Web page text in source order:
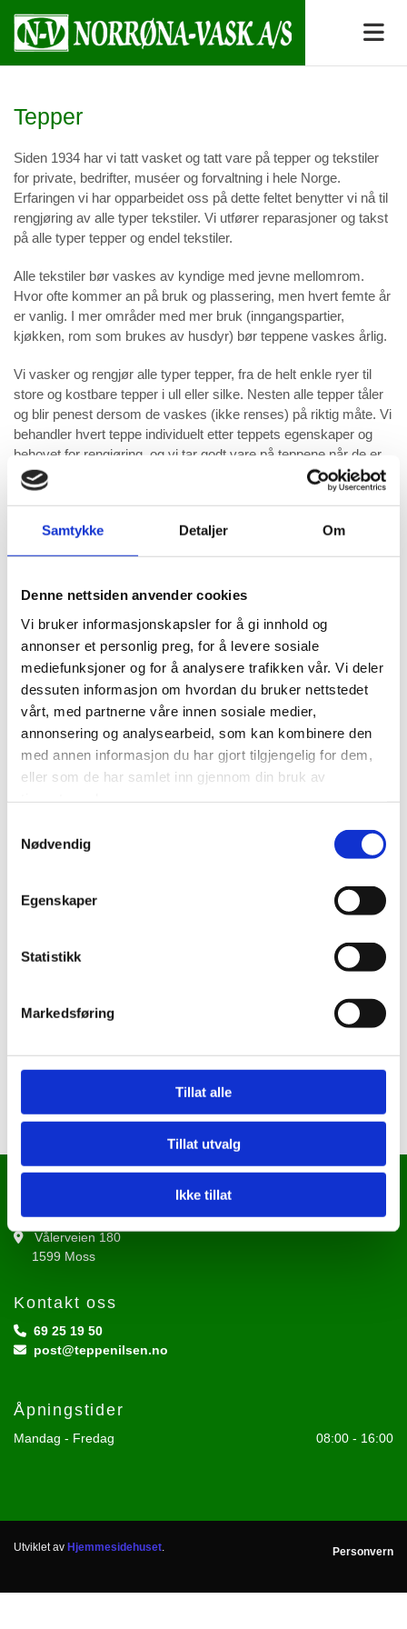
Samtykke Detaljer Om
Denne nettsiden anvender cookies
Vi bruker informasjonskapsler for å gi innhold og
annonser et personlig preg, for å levere sosiale
mediefunksjoner og for å analysere trafikken vår. Vi deler
dessuten informasjon om hvordan du bruker nettstedet
vårt, med partnerne våre innen sosiale medier,
annonsering og analysearbeid, som kan kombinere den
med annen informasjon du har gjort tilgjengelig for dem,
eller som de har samlet inn gjennom din bruk av
Nødvendig
Egenskaper
Statistikk
Markedsføring
Tillat alle
Tillat utvalg
Ikke tillat
Tepper
Siden 1934 har vi tatt vasket og tatt vare på tepper og tekstiler
for private, bedrifter, muséer og forvaltning i hele Norge.
Erfaringen vi har opparbeidet oss på dette feltet benytter vi nå til
rengjøring av alle typer tekstiler. Vi utfører reparasjoner og takst
på alle typer tepper og endel tekstiler.
Alle tekstiler bør vaskes av kyndige med jevne mellomrom.
Hvor ofte kommer an på bruk og plassering, men hvert femte år
er vanlig. I mer områder med mer bruk (inngangspartier,
kjøkken, rom som brukes av husdyr) bør teppene vaskes årlig.
Vi vasker og rengjør alle typer tepper, fra de helt enkle ryer til
store og kostbare tepper i ull eller silke. Nesten alle tepper tåler
og blir penest dersom de vaskes (ikke renses) på riktig måte. Vi
behandler hvert teppe individuelt etter teppets egenskaper og
behovet for rengjøring, og vi tar godt vare på teppene når de er
hos oss.
oversikt over hvordan teppet ser ut, at det ikke tar skade og at
flekker og urenheter blir borte. Vi legger vekt på å
oppnår med mer maskinell behandling. Bilder viser et teppe som
Vi har også mulighet for reparasjon og strekk av tepper som er
ødelagt eller ikke ligger pent på gulvet.
For vurdering av ditt teppe, ta kontakt med oss for å avtale
henting eller lever teppet til oss. Se i menyen til venstre om
hvilken behandling vi kan gi dine tepper.
 Vålerveien 180
1599 Moss
Kontakt oss
 69 25 19 50
 post@teppenilsen.no
Åpningstider
Mandag - Fredag 08:00 - 16:00
Utviklet av Hjemmesidehuset. Personvern